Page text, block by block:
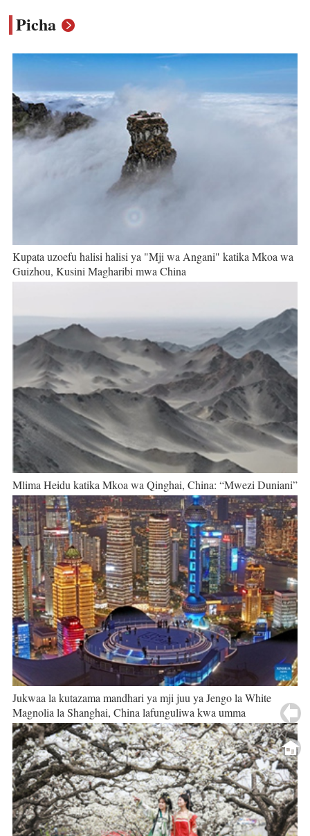
Picha
Kupata uzoefu halisi halisi ya "Mji wa Angani" katika Mkoa wa
Guizhou, Kusini Magharibi mwa China
Mlima Heidu katika Mkoa wa Qinghai, China: “Mwezi Duniani”
Jukwaa la kutazama mandhari ya mji juu ya Jengo la White
Magnolia la Shanghai, China lafunguliwa kwa umma